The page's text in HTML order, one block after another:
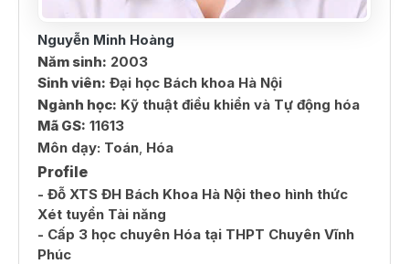
Nguyễn Minh Hoàng
Năm sinh: 2003
Sinh viên: Đại học Bách khoa Hà Nội
Ngành học: Kỹ thuật điều khiển và Tự động hóa
Mã GS: 11613
Môn dạy: Toán, Hóa
Profile
- Đỗ XTS ĐH Bách Khoa Hà Nội theo hình thức
Xét tuyển Tài năng
- Cấp 3 học chuyên Hóa tại THPT Chuyên Vĩnh
Phúc